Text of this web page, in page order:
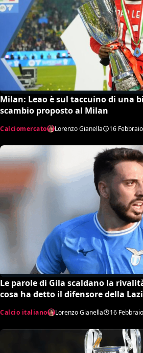
Milan: Leao è sul taccuino di una
scambio proposto al Milan
Calciomercato Lorenzo Gianella 16
Le parole di Gila scaldano la
cosa ha detto il difensore della
Calcio italiano Lorenzo Gianella 16